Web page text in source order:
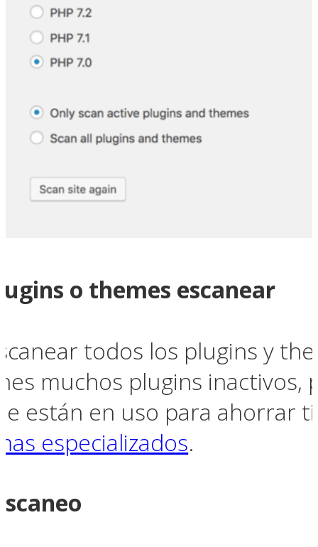
o themes escanear
todos los plugins y
muchos plugins inactivos,
están en uso para ahorrar
especializados.